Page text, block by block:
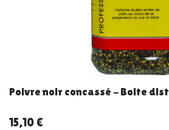
Poivre noir concassé - Boite
15,10 €